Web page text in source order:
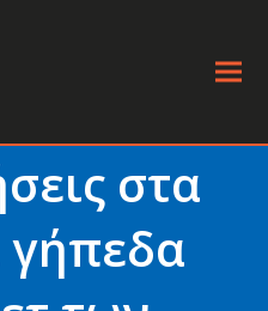
στα
γήπεδα